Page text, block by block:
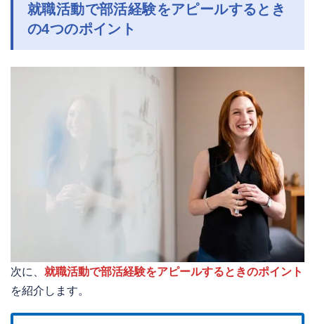
就職活動で部活経験をアピールするとき
の4つのポイント
次に、 就職活動で部活経験をアピールするときのポイント
を紹介します。